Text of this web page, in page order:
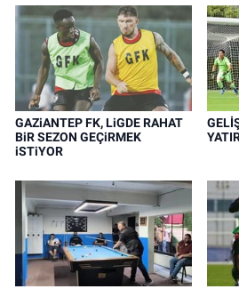
GAZiANTEP FK, LiGDE RAHAT
BiR SEZON GEÇiRMEK
iSTiYOR